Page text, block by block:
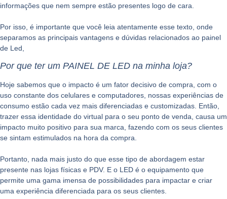
informações que nem sempre estão presentes logo de cara.
Por isso, é importante que você leia atentamente esse texto, onde
separamos as principais vantagens e dúvidas relacionados ao painel
de Led,
Por que ter um PAINEL DE LED na minha loja?
Hoje sabemos que o impacto é um fator decisivo de compra, com o
uso constante dos celulares e computadores, nossas experiências de
consumo estão cada vez mais diferenciadas e customizadas. Então,
trazer essa identidade do virtual para o seu ponto de venda, causa um
impacto muito positivo para sua marca, fazendo com os seus clientes
se sintam estimulados na hora da compra.
Portanto, nada mais justo do que esse tipo de abordagem estar
presente nas lojas físicas e PDV. E o LED é o equipamento que
permite uma gama imensa de possibilidades para impactar e criar
uma experiência diferenciada para os seus clientes.